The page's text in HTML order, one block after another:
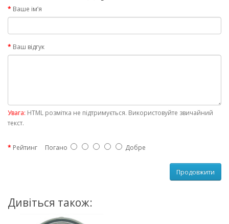
Ваше ім’я
Ваш відгук
Увага: HTML розмітка не підтримується. Використовуйте звичайний
текст.
Рейтинг Погано Добре
Продовжити
Дивіться також: